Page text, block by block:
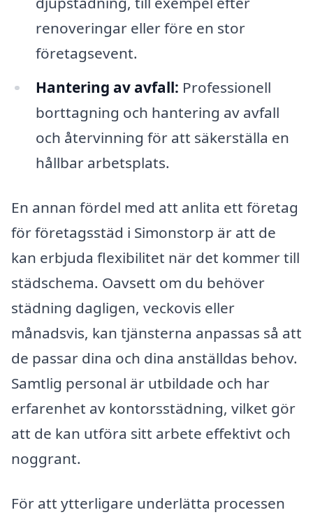
renoveringar eller före en stor
företagsevent.
Hantering av avfall: Professionell
borttagning och hantering av avfall
och återvinning för att säkerställa en
hållbar arbetsplats.
En annan fördel med att anlita ett företag
för företagsstäd i Simonstorp är att de
kan erbjuda flexibilitet när det kommer till
städschema. Oavsett om du behöver
städning dagligen, veckovis eller
månadsvis, kan tjänsterna anpassas så att
de passar dina och dina anställdas behov.
Samtlig personal är utbildade och har
erfarenhet av kontorsstädning, vilket gör
att de kan utföra sitt arbete effektivt och
noggrant.
För att ytterligare underlätta processen